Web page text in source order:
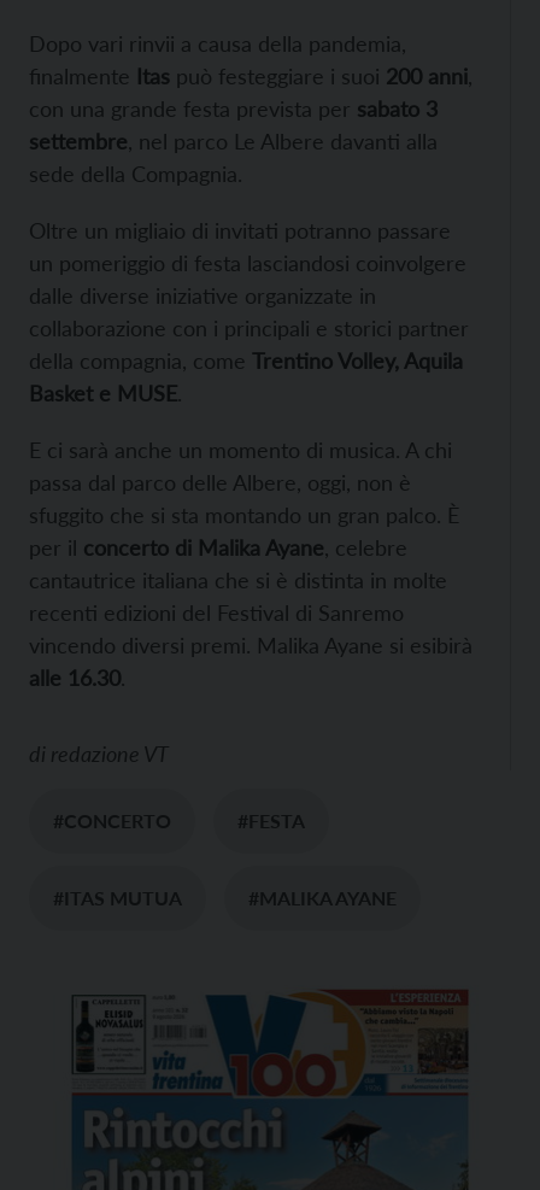
Dopo vari rinvii a causa della pandemia,
finalmente Itas può festeggiare i suoi 200 anni
con una grande festa prevista per sabato 3
settembre , nel parco Le Albere davanti alla
sede della Compagnia.
Oltre un migliaio di invitati potranno passare
un pomeriggio di festa lasciandosi coinvolgere
dalle diverse iniziative organizzate in
collaborazione con i principali e storici partner
della compagnia, come Trentino Volley, Aquila
Basket e MUSE.
E ci sarà anche un momento di musica. A chi
passa dal parco delle Albere, oggi, non è
sfuggito che si sta montando un gran palco. È
per il concerto di Malika Ayane , celebre
cantautrice italiana che si è distinta in molte
recenti edizioni del Festival di Sanremo
vincendo diversi premi. Malika Ayane si esibirà
alle 16.30.
di redazione VT
#CONCERTO #FESTA
#ITAS MUTUA #MALIKA AYANE